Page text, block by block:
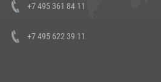
+7 495 361 84 11
+7 495 622 39 11